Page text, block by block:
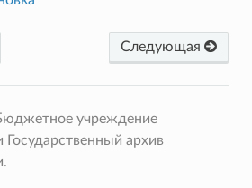
Следующая
учреждение
архив